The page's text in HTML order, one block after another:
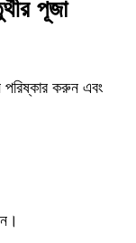
পূজা
পরিষ্কার করুন এবং